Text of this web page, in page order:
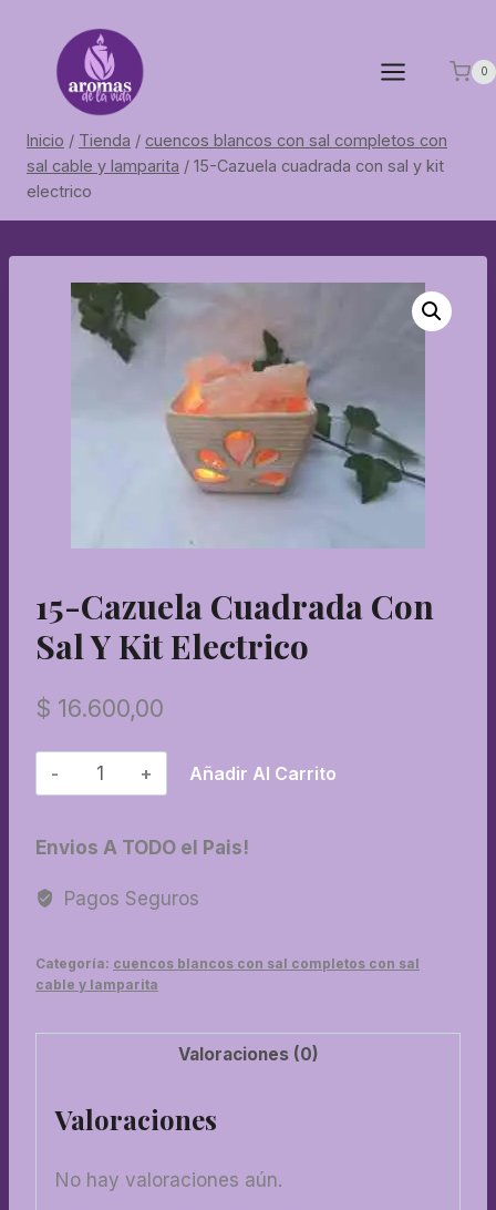
contenido
0
Inicio / Tienda / cuencos blancos con sal completos con
sal cable y lamparita / 15-Cazuela cuadrada con sal y kit
electrico
15-Cazuela Cuadrada Con
Sal Y Kit Electrico
$ 16.600,00
15-
Cazuela
con
electrico
Añadir Al Carrito
Envios A TODO el Pais!
Pagos Seguros
Categoría: cuencos blancos con sal completos con sal
cable y lamparita
Valoraciones (0)
Valoraciones
No hay valoraciones aún.